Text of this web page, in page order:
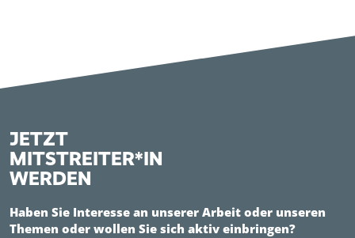
JETZT
MITSTREITER*IN
WERDEN
Haben Sie Interesse an unserer Arbeit oder unseren
Themen oder wollen Sie sich aktiv einbringen?